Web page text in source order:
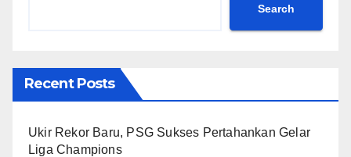
Search
Recent Posts
Ukir Rekor Baru, PSG Sukses Pertahankan Gelar
Liga Champions